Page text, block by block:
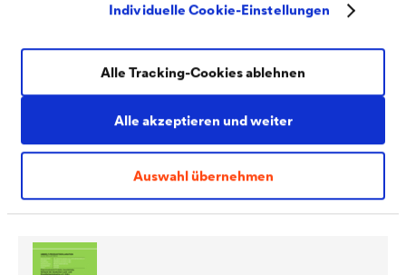
Individuelle Cookie-Einstellungen
Alle akzeptieren und weiter
Auswahl übernehmen
Alle Tracking-Cookies ablehnen
CWS_WERTLACK®_Lieferprogramm